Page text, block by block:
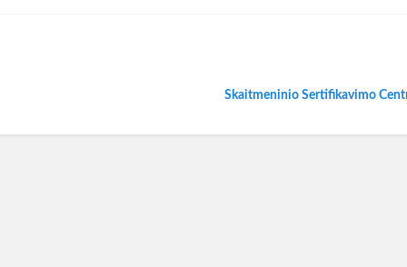
Skaitmeninio Sertifikavimo